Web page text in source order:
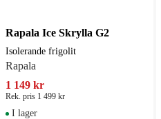
Rapala Ice Skrylla G2
Isolerande frigolit
Rapala
1 149 kr
Rek. pris 1 499 kr
I lager